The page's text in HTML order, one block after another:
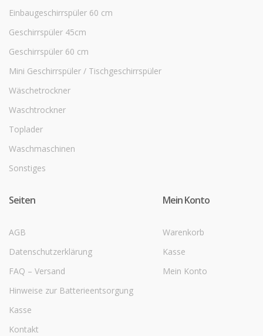
Einbaugeschirrspüler 60 cm
Geschirrspüler 45cm
Geschirrspüler 60 cm
Mini Geschirrspüler / Tischgeschirrspüler
Wäschetrockner
Waschtrockner
Toplader
Waschmaschinen
Sonstiges
Seiten
AGB
Datenschutzerklärung
FAQ – Versand
Hinweise zur Batterieentsorgung
Kasse
Kontakt
Mein Konto
Warenkorb
Kasse
Mein Konto